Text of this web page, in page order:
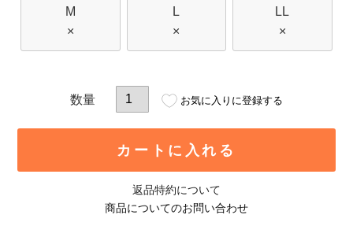
M
×
L
×
LL
×
お気に入りに登録する
カートに入れる
返品特約について
商品についてのお問い合わせ